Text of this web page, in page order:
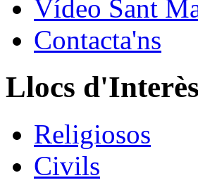
Vídeo Sant
Contacta'ns
Llocs d'Interès
Religiosos
Civils